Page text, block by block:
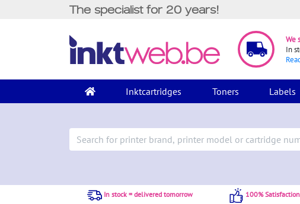
The specialist for 20 years!
We
In
Inktcartridges Toners Labels
In stock = delivered tomorrow 100%